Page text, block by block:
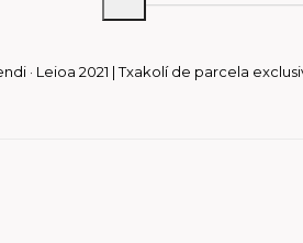
· Leioa 2021 | Txakolí de parcela